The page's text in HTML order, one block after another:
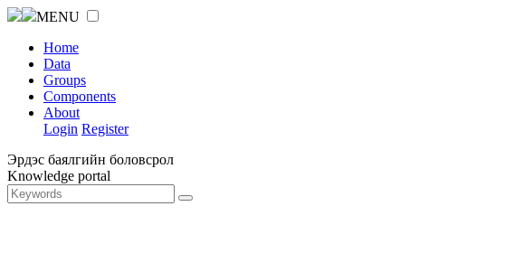
MENU
Home
Data
Groups
Components
About
Login Register
Эрдэс баялгийн боловсрол
Knowledge portal